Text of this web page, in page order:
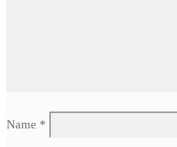
Name *